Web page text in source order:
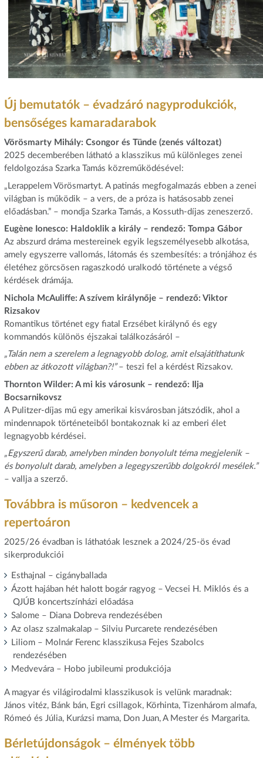
Új bemutatók – évadzáró nagyprodukciók,
bensőséges kamaradarabok
Vörösmarty Mihály: Csongor és Tünde (zenés változat)
2025 decemberében látható a klasszikus mű különleges zenei
feldolgozása Szarka Tamás közreműködésével:
„Lerappelem Vörösmartyt. A patinás megfogalmazás ebben a zenei
világban is működik – a vers, de a próza is hatásosabb zenei
előadásban.” – mondja Szarka Tamás, a Kossuth-díjas zeneszerző.
Eugène Ionesco: Haldoklik a király – rendező: Tompa Gábor
Az abszurd dráma mestereinek egyik legszemélyesebb alkotása,
amely egyszerre vallomás, látomás és szembesítés: a trónjához és
életéhez görcsösen ragaszkodó uralkodó története a végső
kérdések drámája.
Nichola McAuliffe: A szívem királynője – rendező: Viktor
Rizsakov
Romantikus történet egy fiatal Erzsébet királynő és egy
kommandós különös éjszakai találkozásáról –
„Talán nem a szerelem a legnagyobb dolog, amit elsajátíthatunk
ebben az átkozott világban?!”– teszi fel a kérdést Rizsakov.
Thornton Wilder: A mi kis városunk – rendező: Ilja
Bocsarnikovsz
A Pulitzer-díjas mű egy amerikai kisvárosban játszódik, ahol a
mindennapok történeteiből bontakoznak ki az emberi élet
legnagyobb kérdései.
„Egyszerű darab, amelyben minden bonyolult téma megjelenik –
és bonyolult darab, amelyben a legegyszerűbb dolgokról mesélek.”
– vallja a szerző.
Továbbra is műsoron – kedvencek a
repertoáron
2025/26 évadban is láthatóak lesznek a 2024/25-ös évad
sikerprodukciói
Esthajnal – cigányballada
Ázott hajában hét halott bogár ragyog – Vecsei H. Miklós és a
QJÚB koncertszínházi előadása
Salome – Diana Dobreva rendezésében
Az olasz szalmakalap – Silviu Purcarete rendezésében
Liliom – Molnár Ferenc klasszikusa Fejes Szabolcs
rendezésében
Medvevára – Hobo jubileumi produkciója
A magyar és világirodalmi klasszikusok is velünk maradnak:
János vitéz, Bánk bán, Egri csillagok, Körhinta, Tizenhárom almafa,
Rómeó és Júlia, Kurázsi mama, Don Juan, A Mester és Margarita.
Bérletújdonságok – élmények több